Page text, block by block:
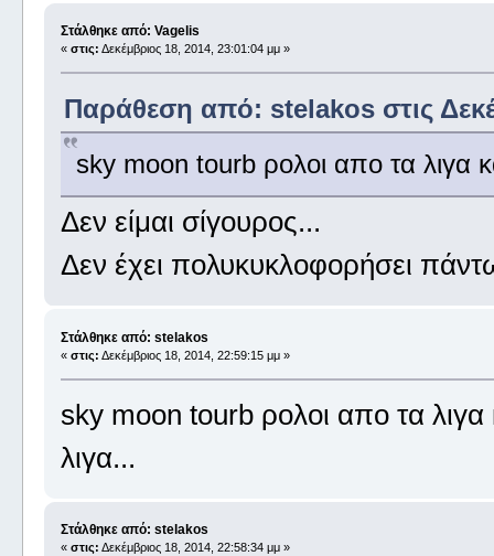
Στάλθηκε από: Vagelis
« στις: Δεκέμβριος 18, 2014, 23:01:04 μμ »
Παράθεση από: stelakos στις
sky moon tourb ρολοι απο τα λιγα
Δεν είμαι σίγουρος...
Δεν έχει πολυκυκλοφορήσει
Στάλθηκε από: stelakos
« στις: Δεκέμβριος 18, 2014, 22:59:15 μμ »
sky moon tourb ρολοι απο τα
λιγα...
Στάλθηκε από: stelakos
« στις: Δεκέμβριος 18, 2014, 22:58:34 μμ »